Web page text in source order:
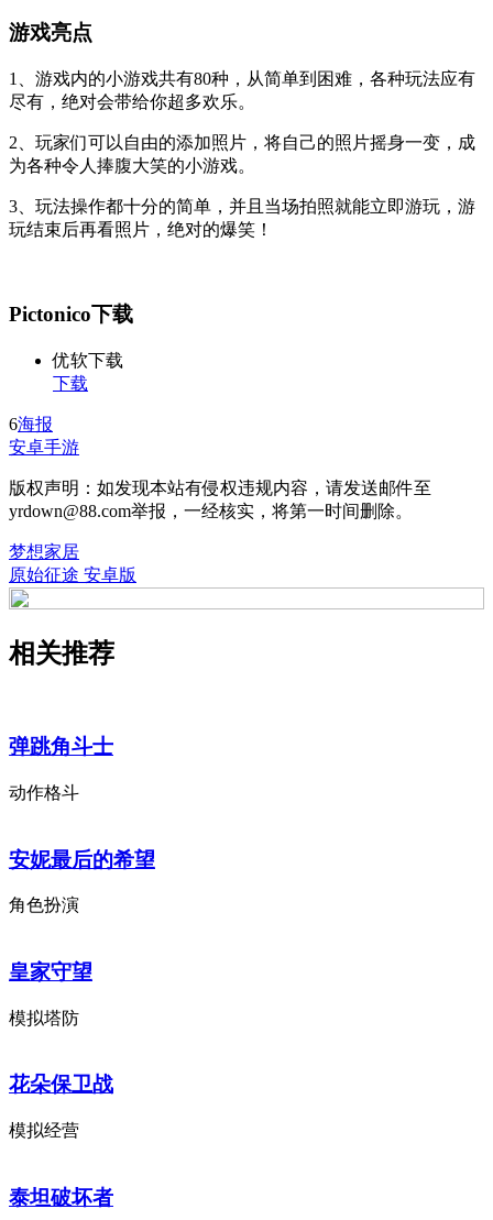
游戏亮点
1、游戏内的小游戏共有80种，从简单到困难，各种玩法应有
尽有，绝对会带给你超多欢乐。
2、玩家们可以自由的添加照片，将自己的照片摇身一变，成
为各种令人捧腹大笑的小游戏。
3、玩法操作都十分的简单，并且当场拍照就能立即游玩，游
玩结束后再看照片，绝对的爆笑！
Pictonico下载
优软下载
下载
6海报
安卓手游
版权声明：如发现本站有侵权违规内容，请发送邮件至
yrdown@88.com举报，一经核实，将第一时间删除。
梦想家居
原始征途 安卓版
相关推荐
弹跳角斗士
动作格斗
安妮最后的希望
角色扮演
皇家守望
模拟塔防
花朵保卫战
模拟经营
泰坦破坏者